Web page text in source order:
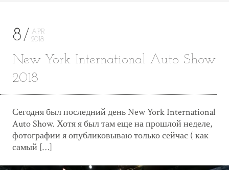
8
APR
2018
New York International Auto Show
2018
Сегодня был последний день New York International
Auto Show. Хотя я был там еще на прошлой неделе,
фотографии я опубликовываю только сейчас ( как
самый […]